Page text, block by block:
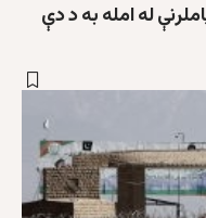
له امله به د دې